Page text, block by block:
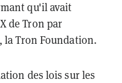
qu'il avait
de Tron par
la Tron Foundation.
des lois sur les